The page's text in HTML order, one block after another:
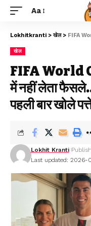
Aa
Lokhitkranti >खेल> FIFA World
खेल
FIFA World
में नहीं लेता फैसले…
पहली बार खोले
Last updated: 2026-
Lokhit Kranti